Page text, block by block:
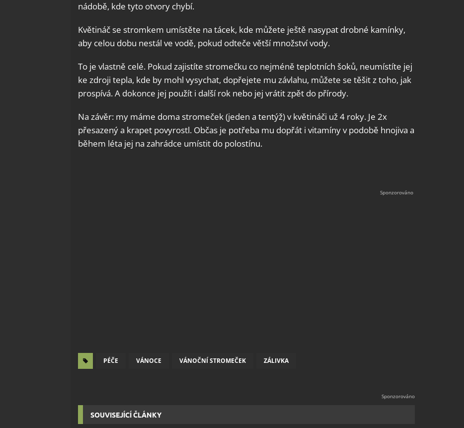
nádobě, kde tyto otvory chybí.
Květináč se stromkem umístěte na tácek, kde můžete ještě nasypat drobné kamínky,
aby celou dobu nestál ve vodě, pokud odteče větší množství vody.
To je vlastně celé. Pokud zajistíte stromečku co nejméně teplotních šoků, neumístíte jej
ke zdroji tepla, kde by mohl vysychat, dopřejete mu závlahu, můžete se těšit z toho, jak
prospívá. A dokonce jej použít i další rok nebo jej vrátit zpět do přírody.
Na závěr: my máme doma stromeček (jeden a tentýž) v květináči už 4 roky. Je 2x
přesazený a krapet povyrostl. Občas je potřeba mu dopřát i vitamíny v podobě hnojiva a
během léta jej na zahrádce umístit do polostínu.
PÉČE VÁNOCE VÁNOČNÍ STROMEČEK ZÁLIVKA
SOUVISEJÍCÍ ČLÁNKY